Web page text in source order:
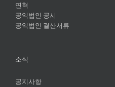
연혁
공익법인 공시
공익법인 결산서류
소식
공지사항